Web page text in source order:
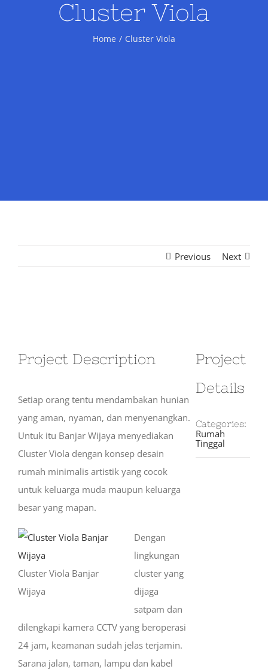
Cluster Viola
Home Cluster Viola
Previous Next
Project Description
Setiap orang tentu mendambakan hunian
yang aman, nyaman, dan menyenangkan.
Untuk itu Banjar Wijaya menyediakan
Cluster Viola dengan konsep desain
rumah minimalis artistik yang cocok
untuk keluarga muda maupun keluarga
besar yang mapan.
Cluster Viola Banjar
Wijaya
Dengan
lingkungan
cluster yang
dijaga
satpam dan
dilengkapi kamera CCTV yang beroperasi
24 jam, keamanan sudah jelas terjamin.
Sarana jalan, taman, lampu dan kabel
Project
Details
Categories:
Rumah
Tinggal